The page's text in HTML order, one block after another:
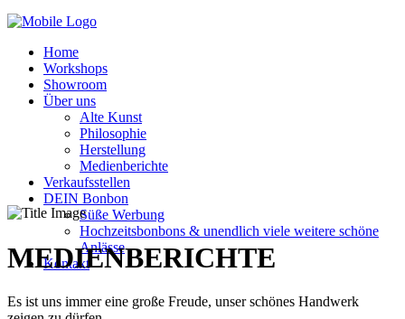
Home
Workshops
Showroom
Über uns
Alte Kunst
Philosophie
Herstellung
Medienberichte
Verkaufsstellen
DEIN Bonbon
Süße Werbung
Hochzeitsbonbons & unendlich viele weitere schöne
Anlässe
Kontakt
MEDIENBERICHTE
Es ist uns immer eine große Freude, unser schönes Handwerk